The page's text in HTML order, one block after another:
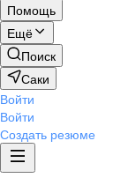
Помощь
Ещё
Поиск
Саки
Войти
Войти
Создать резюме